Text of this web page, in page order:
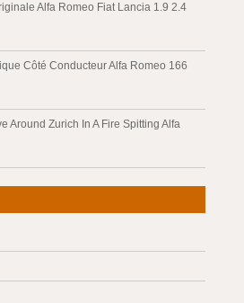
Alfa Romeo Fiat Lancia 1.9 2.4
Côté Conducteur Alfa Romeo 166
Around Zurich In A Fire Spitting Alfa